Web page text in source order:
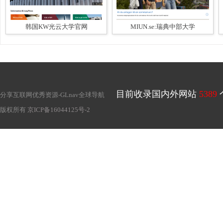
韩国KW光云大学官网 MIUN.se:瑞典中部大学
分享互联网优秀资源-GLnav全球导航 目前收录国内外网站 5389
版权所有 京ICP备16044125号-2